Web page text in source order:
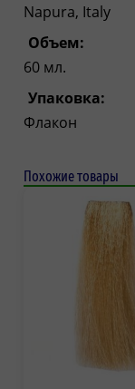
Napura, Italy
Объем:
60 мл.
Упаковка:
Флакон
Похожие товары